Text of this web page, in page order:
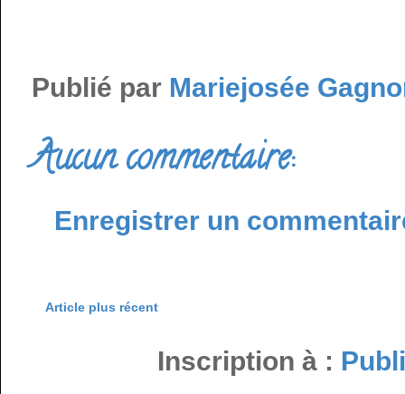
Publié par Mariejosée
Aucun commentaire:
Enregistrer un
Article plus récent
Inscription à :